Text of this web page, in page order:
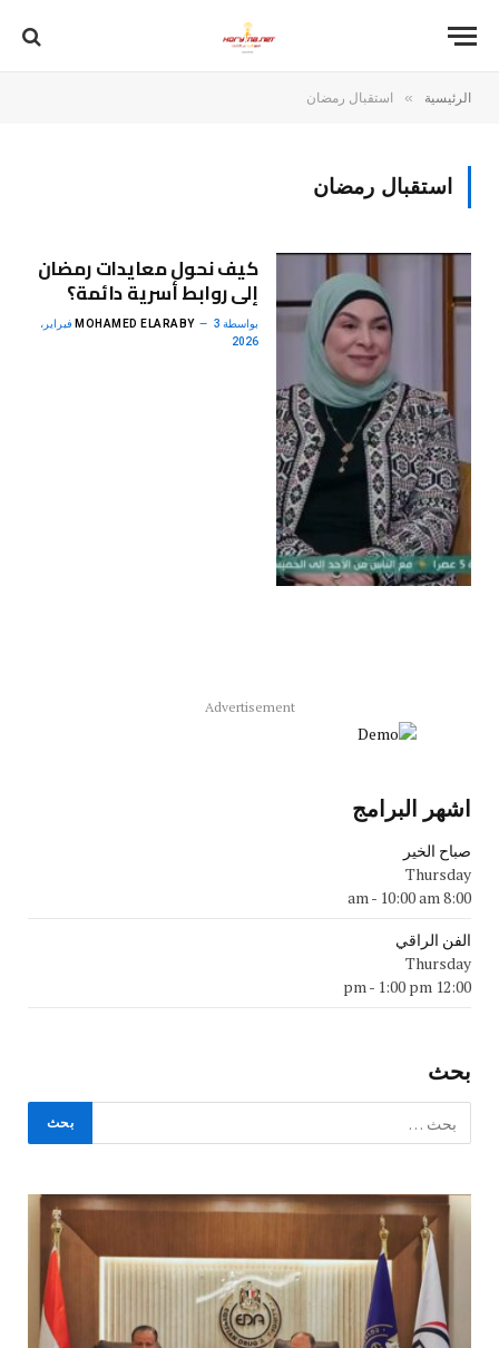
الرئيسية » استقبال رمضان
استقبال رمضان
كيف نحول معايدات رمضان
إلى روابط أسرية دائمة؟
بواسطة MOHAMED ELARABY 3 فبراير،
2026
Advertisement
اشهر البرامج
صباح الخير
Thursday
8:00 am
- 10:00 am
الفن الراقي
Thursday
12:00 pm
- 1:00 pm
بحث